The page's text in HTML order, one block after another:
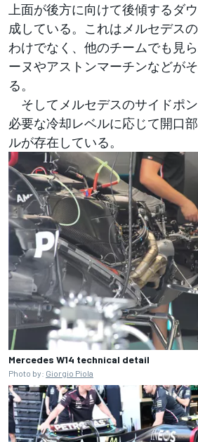
上面が後方に向けて後傾するダ
成している。これはメルセデス
わけでなく、他のチームでも見
ーヌやアストンマーチンなどが
る。
そしてメルセデスのサイドポン
必要な冷却レベルに応じて開口
ルが存在している。
Mercedes W14 technical detail
Photo by: Giorgio Piola